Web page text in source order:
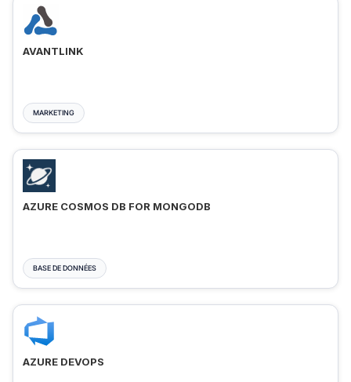
AVANTLINK
MARKETING
AZURE COSMOS DB FOR MONGODB
BASE DE DONNÉES
AZURE DEVOPS